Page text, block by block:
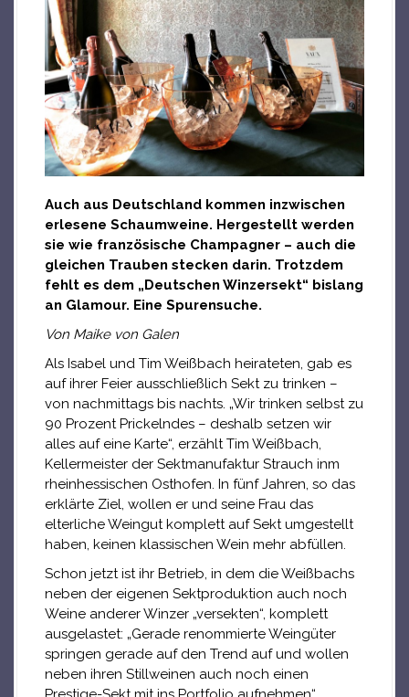
Auch aus Deutschland kommen inzwischen
erlesene Schaumweine. Hergestellt werden
sie wie französische Champagner – auch die
gleichen Trauben stecken darin. Trotzdem
fehlt es dem „Deutschen Winzersekt“ bislang
an Glamour. Eine Spurensuche.
Von Maike von Galen
Als Isabel und Tim Weißbach heirateten, gab es
auf ihrer Feier ausschließlich Sekt zu trinken –
von nachmittags bis nachts. „Wir trinken selbst zu
90 Prozent Prickelndes – deshalb setzen wir
alles auf eine Karte“, erzählt Tim Weißbach,
Kellermeister der Sektmanufaktur Strauch inm
rheinhessischen Osthofen. In fünf Jahren, so das
erklärte Ziel, wollen er und seine Frau das
elterliche Weingut komplett auf Sekt umgestellt
haben, keinen klassischen Wein mehr abfüllen.
Schon jetzt ist ihr Betrieb, in dem die Weißbachs
neben der eigenen Sektproduktion auch noch
Weine anderer Winzer „versekten“, komplett
ausgelastet: „Gerade renommierte Weingüter
springen gerade auf den Trend auf und wollen
neben ihren Stillweinen auch noch einen